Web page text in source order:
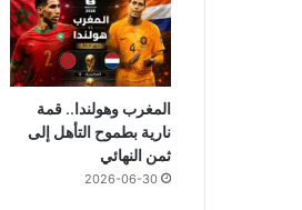
المغرب وهولندا.. قمة
نارية بطموح التأهل إلى
ثمن النهائي
2026-06-30